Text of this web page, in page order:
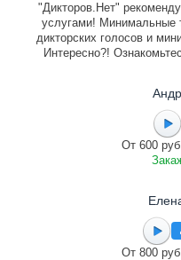
"Дикторов.Нет"
услугами! Минимальные
дикторских голосов и
Интересно?!
От 600
От 800